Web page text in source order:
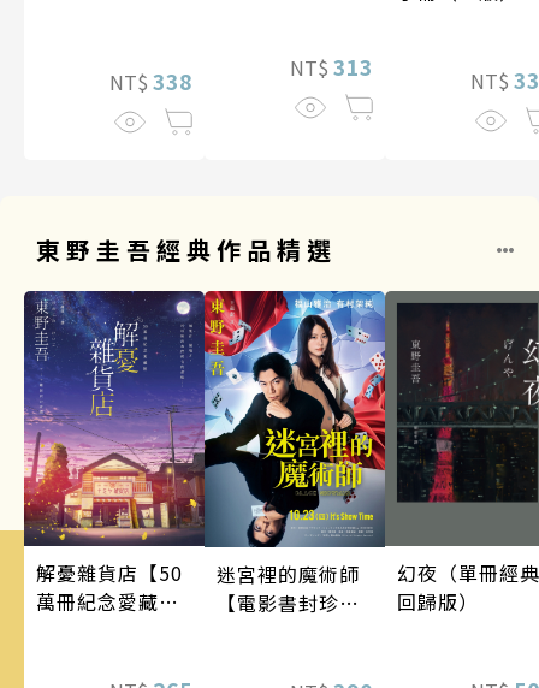
NT$ 338 NT$ 313 NT$
東野圭吾經典作品精選
解憂雜貨店【50
萬冊紀念愛藏
迷宮裡的魔術師
【電影書封珍藏
幻夜（單冊經典
回歸版）